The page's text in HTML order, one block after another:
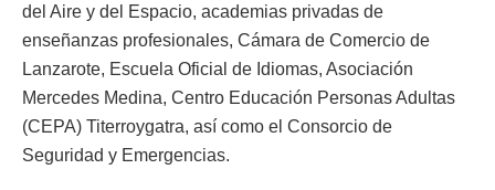
del Aire y del Espacio, academias privadas de
enseñanzas profesionales, Cámara de Comercio de
Lanzarote, Escuela Oficial de Idiomas, Asociación
Mercedes Medina, Centro Educación Personas Adultas
(CEPA) Titerroygatra, así como el Consorcio de
Seguridad y Emergencias.